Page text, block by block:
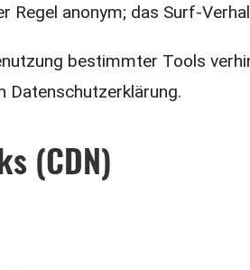
anonym; das Surf-
bestimmter Tools
Datenschutzerklärung.
(CDN)